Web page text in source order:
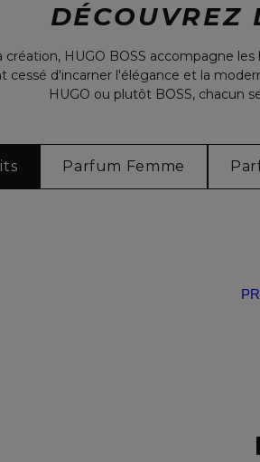
DÉCOUVREZ
création, HUGO BOSS accompagne
cessé d'incarner l'élégance et la
HUGO ou plutôt BOSS, chacun
Parfum Femme